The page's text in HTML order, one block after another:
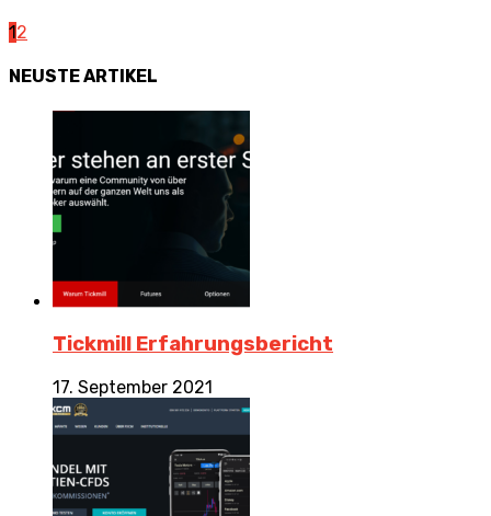
12
NEUSTEARTIKEL
Tickmill Erfahrungsbericht
17. September 2021